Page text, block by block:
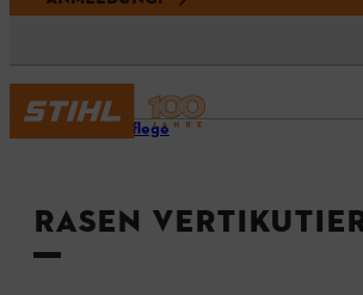
Rasenpflege
RASEN